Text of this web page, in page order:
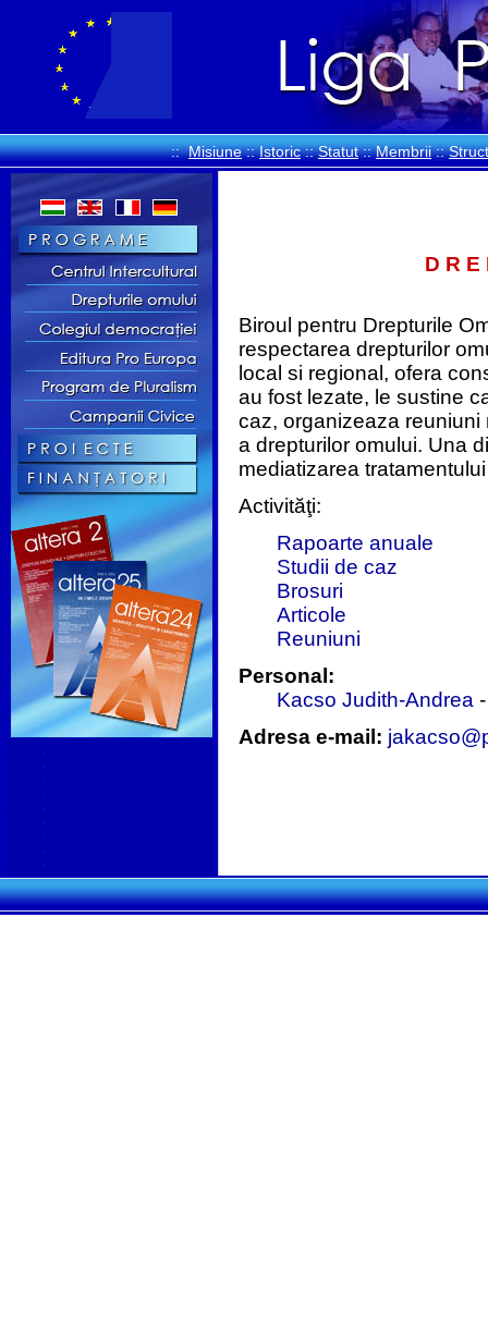
:: Misiune :: Istoric :: Statut :: Membrii ::
D R
Biroul pentru Drepturile
respectarea drepturilor
local si regional, ofera
au fost lezate, le sustine
caz, organizeaza
a drepturilor omului. Una
mediatizarea
Activităţi:
Rapoarte anuale
Studii de caz
Brosuri
Articole
Reuniuni
Personal:
Kacso Judith-Andrea
Adresa e-mail: